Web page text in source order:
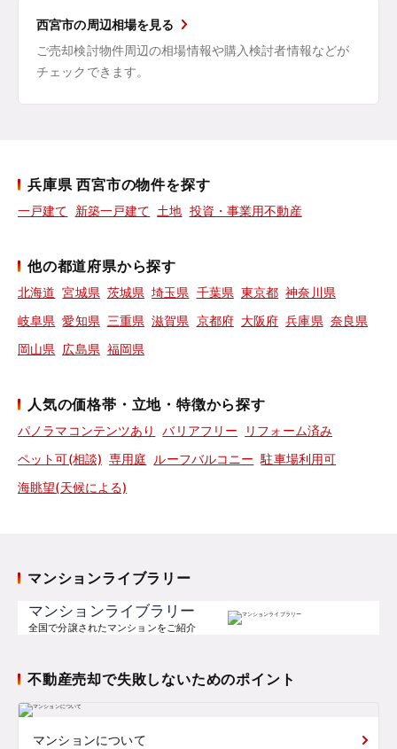
西宮市の周辺相場を見る
ご売却検討物件周辺の相場情報や購入検討者情報などが
チェックできます。
兵庫県 西宮市の物件を探す
一戸建て 新築一戸建て 土地 投資・事業用不動産
他の都道府県から探す
北海道 宮城県 茨城県 埼玉県 千葉県 東京都 神奈川県
岐阜県 愛知県 三重県 滋賀県 京都府 大阪府 兵庫県 奈良県
岡山県 広島県 福岡県
人気の価格帯・立地・特徴から探す
パノラマコンテンツあり バリアフリー
リフォーム済み
ペット可(相談) 専用庭 ルーフバルコニー 駐車場利用可
海眺望(天候による)
マンションライブラリー
マンションライブラリー
全国で分譲されたマンションをご紹介
不動産売却で失敗しないためのポイント
マンションについて